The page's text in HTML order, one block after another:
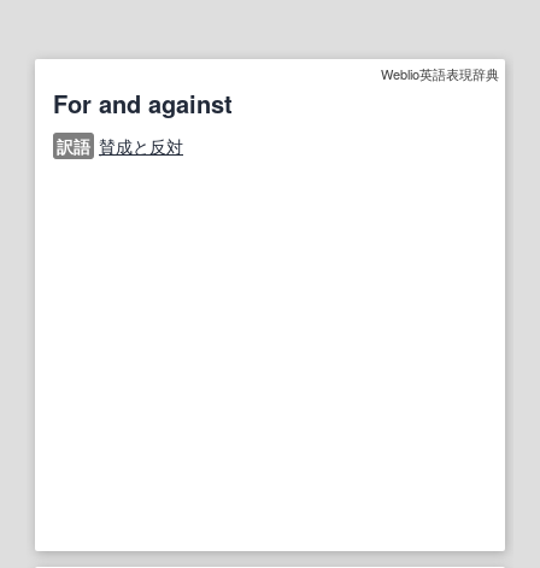
Weblio英語表現辞典
For and against
訳語 賛成と反対